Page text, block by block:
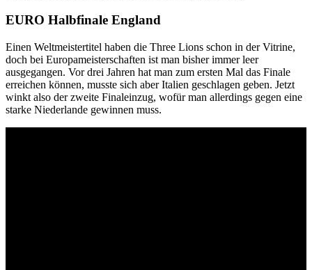
EURO Halbfinale England
Einen Weltmeistertitel haben die Three Lions schon in der Vitrine,
doch bei Europameisterschaften ist man bisher immer leer
ausgegangen. Vor drei Jahren hat man zum ersten Mal das Finale
erreichen können, musste sich aber Italien geschlagen geben. Jetzt
winkt also der zweite Finaleinzug, wofür man allerdings gegen eine
starke Niederlande gewinnen muss.